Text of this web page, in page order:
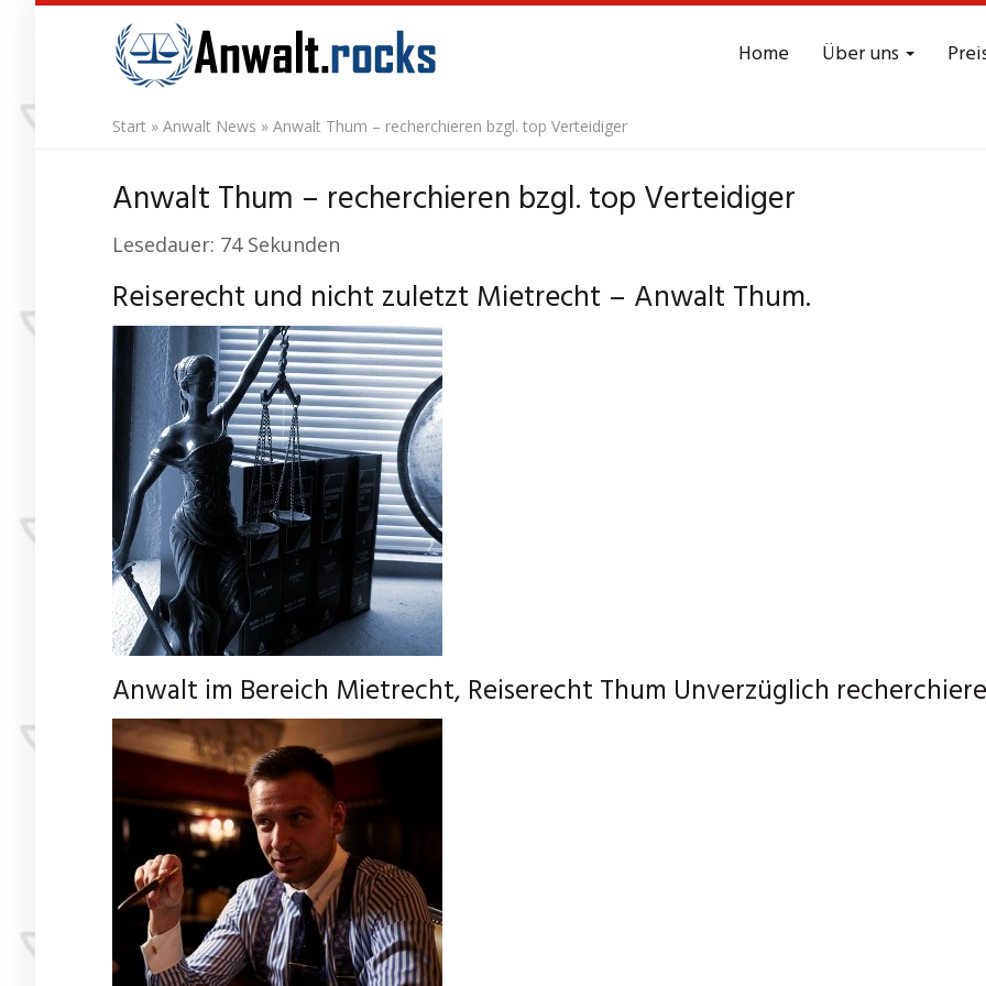
content
Home Über uns
Start » Anwalt News » Anwalt Thum – recherchieren bzgl. top Verteidiger
Anwalt Thum – recherchieren bzgl. top Verteidiger
Lesedauer: 74 Sekunden
Reiserecht und nicht zuletzt Mietrecht – Anwalt Thum.
Anwalt im Bereich Mietrecht, Reiserecht Thum Unverzüglich